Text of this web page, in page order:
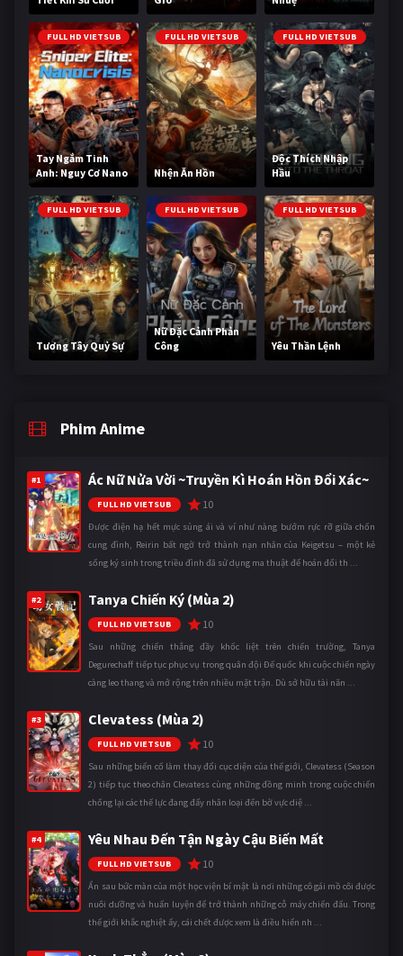
Cùng
FULL HD VIETSUB
Tay Ngắm Tinh
Anh: Nguy Cơ Nano
FULL HD VIETSUB
Nhện Ăn Hồn
FULL HD VIETSUB
Độc Thích Nhập
Hầu
FULL HD VIETSUB
Tương Tây Quỷ Sự
FULL HD VIETSUB
Nữ Đặc Cảnh Phản
Công
FULL HD VIETSUB
Yêu Thần Lệnh
Phim Anime
#1 Ác Nữ Nửa Vời ~Truyền Kì Hoán Hồn Đổi Xác~
FULL HD VIETSUB 10
Được điện hạ hết mực sủng ái và ví như nàng bướm rực rỡ giữa chốn
cung đình, Reirin bất ngờ trở thành nạn nhân của Keigetsu – một kẻ
sống ký sinh trong triều đình đã sử dụng ma thuật để hoán đổi th ...
#2 Tanya Chiến Ký (Mùa 2)
FULL HD VIETSUB 10
Sau những chiến thắng đầy khốc liệt trên chiến trường, Tanya
Degurechaff tiếp tục phục vụ trong quân đội Đế quốc khi cuộc chiến ngày
càng leo thang và mở rộng trên nhiều mặt trận. Dù sở hữu tài năn ...
#3 Clevatess (Mùa 2)
FULL HD VIETSUB 10
Sau những biến cố làm thay đổi cục diện của thế giới, Clevatess (Season
2) tiếp tục theo chân Clevatess cùng những đồng minh trong cuộc chiến
chống lại các thế lực đang đẩy nhân loại đến bờ vực diệ ...
#4 Yêu Nhau Đến Tận Ngày Cậu Biến Mất
FULL HD VIETSUB 10
Ẩn sau bức màn của một học viện bí mật là nơi những cô gái mồ côi được
nuôi dưỡng và huấn luyện để trở thành những cỗ máy chiến đấu. Trong
thế giới khắc nghiệt ấy, cái chết được xem là điều hiển nh ...